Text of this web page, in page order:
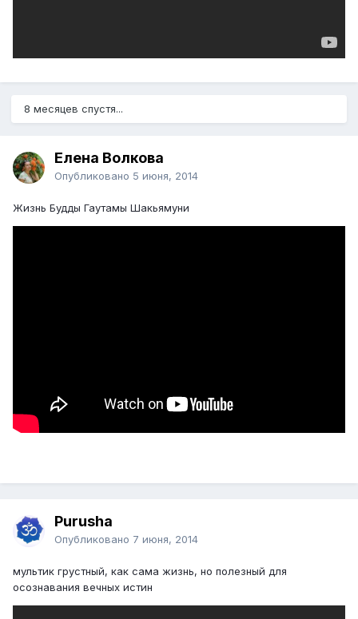
8 месяцев спустя...
Елена Волкова
Опубликовано 5 июня, 2014
Жизнь Будды Гаутамы Шакьямуни
Purusha
Опубликовано 7 июня, 2014
мультик грустный, как сама жизнь, но полезный для
осознавания вечных истин